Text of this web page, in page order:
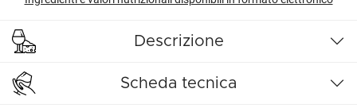
Descrizione
Scheda tecnica